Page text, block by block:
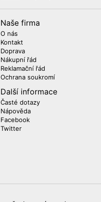
Naše firma
O nás
Kontakt
Doprava
Nákupní řád
Reklamační řád
Ochrana soukromí
Další informace
Časté dotazy
Nápověda
Facebook
Twitter